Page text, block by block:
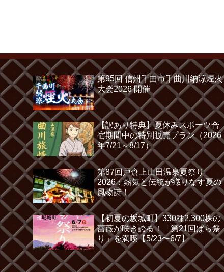
第95回 信州千曲市千曲川納涼煙火
大会2026 開催
【訳あり特典】夏休みスポーツ合
宿期間中の特別販売プラン（2026
年7/21～8/17）
第87回戸倉上山田温泉夏祭り
2026：熱気と伝統が織りなす夏の
風物詩！
【初夏の坂城町】330種2,300株の
薔薇が咲き誇る！「第21回ばら祭
り」を満喫【5/23〜6/7】